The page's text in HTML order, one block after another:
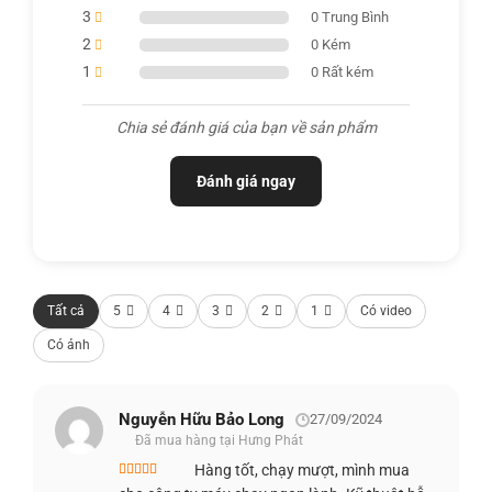
Màn hình này đem lại trải nghiệm hình ảnh tuyệt vời, phù
hợp cho cả gaming lẫn đa phương tiện như:
Làm việc với đồ họa, thiết kế
Xem phim, video với hình ảnh sống động
3 0 Trung Bình
2 0 Kém
1 0 Rất kém
Chia sẻ đánh giá của bạn về sản phẩm
Đánh giá ngay
Tất cả 5 4 3 2 1 Có video
Có ảnh
Nguyễn Hữu Bảo Long 27/09/2024
Đã mua hàng tại Hưng Phát
Hàng tốt, chạy mượt, mình mua